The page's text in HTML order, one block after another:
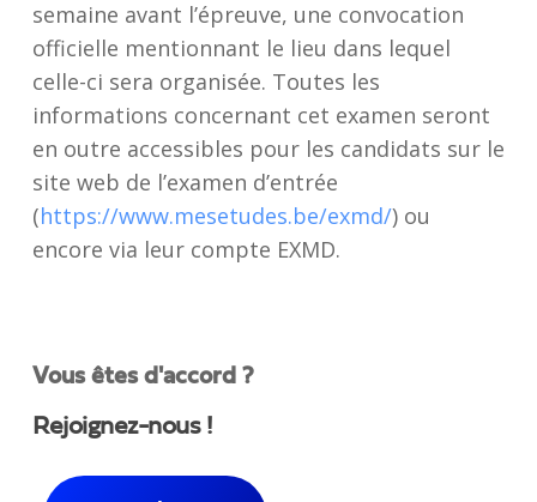
semaine avant l’épreuve, une convocation
officielle mentionnant le lieu dans lequel
celle-ci sera organisée. Toutes les
informations concernant cet examen seront
en outre accessibles pour les candidats sur le
site web de l’examen d’entrée
(https://www.mesetudes.be/exmd/) ou
encore via leur compte EXMD.
Vous êtes d'accord ?
Rejoignez-nous !